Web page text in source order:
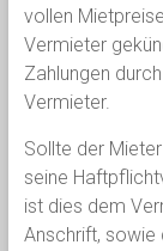
vollen
Vermieter
Zahlungen
Vermieter.
Sollte der
seine
ist dies dem
Anschrift, sowie